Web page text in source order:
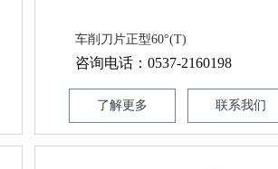
车削刀片正型60°(T)
咨询电话：0537-2160198
了解更多 联系我们